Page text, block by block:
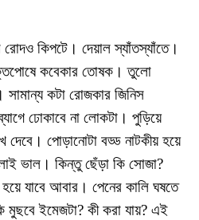
কিপটে। দেয়াল স্যাঁতস্যাঁতে।
কবেকার তোষক। তুলো
কটা রোজকার জিনিস
ঢোকাবে না লোকটা। পুড়িয়ে
দেবে। পোড়ানোটা বড্ড নাটকীয় হয়ে
ভাল। কিন্তু ছেঁড়া কি সোজা?
যাবে আবার। পেনের কালি ঘষতে
মুছবে ইমেজটা? কী করা যায়? এই